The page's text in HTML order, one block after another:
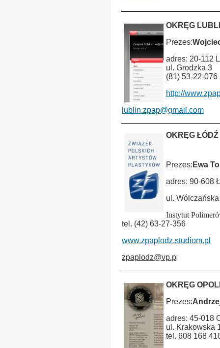
OKRĘG
Prezes:
adres: 20-112
ul. Grodzka 3
(81) 53-22-076
http://
lublin.zpap@gmail.com
OKRĘG ŁÓDŹ
Prezes: Ewa
adres: 90-608
ul.
Instytut
tel. (42) 63-27-356
www.zpaplodz.studiom.pl
zpaplodz@vp.pl
OKRĘG
Prezes:
adres: 45-018
ul. Krakowska
tel. 608 168